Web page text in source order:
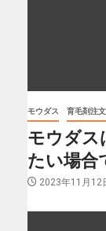
モウダス 育毛剤注
モウダス
たい場合
2023年11月12